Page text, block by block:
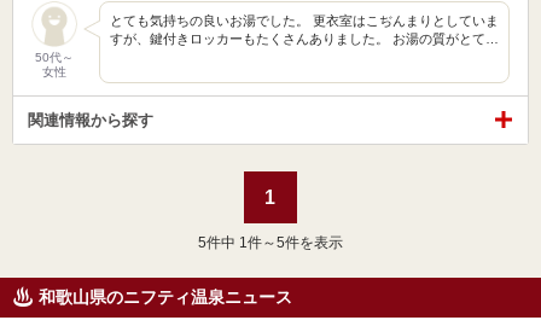
50代～
女性
とても気持ちの良いお湯でした。 更衣室はこぢんまりとしていま
すが、鍵付きロッカーもたくさんありました。 お湯の質がとて…
関連情報から探す
1
5件中 1件～5件を表示
和歌山県のニフティ温泉ニュース